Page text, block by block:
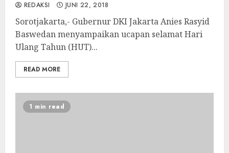
REDAKSI JUNI 22, 2018
Sorotjakarta,- Gubernur DKI Jakarta Anies Rasyid
Baswedan menyampaikan ucapan selamat Hari
Ulang Tahun (HUT)...
READ MORE
1 min read